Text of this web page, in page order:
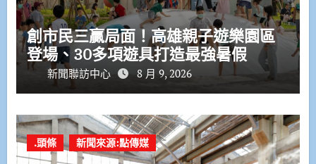
創市民三贏局面！高雄親子遊樂園區
登場、30多項遊具打造最強暑假
新聞聯訪中心 8 月 9, 2026
.頭條 新聞來源:點傳媒